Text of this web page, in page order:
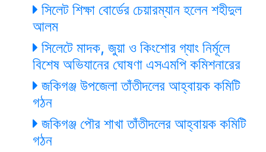
সিলেট শিক্ষা বোর্ডের চেয়ারম্যান হলেন শহীদুল
আলম
সিলেটে মাদক, জুয়া ও কিংশোর গ্যাং নির্মূলে
বিশেষ অভিযানের ঘোষণা এসএমপি কমিশনারের
জকিগঞ্জ উপজেলা তাঁতীদলের আহ্বায়ক কমিটি
গঠন
জকিগঞ্জ পৌর শাখা তাঁতীদলের আহ্বায়ক কমিটি
গঠন